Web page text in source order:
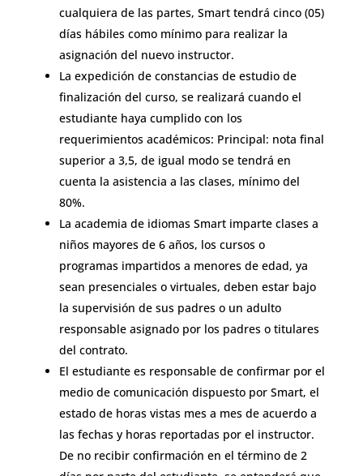
cualquiera de las partes, Smart tendrá cinco (05)
días hábiles como mínimo para realizar la
asignación del nuevo instructor.
La expedición de constancias de estudio de
finalización del curso, se realizará cuando el
estudiante haya cumplido con los
requerimientos académicos: Principal: nota final
superior a 3,5, de igual modo se tendrá en
cuenta la asistencia a las clases, mínimo del
80%.
La academia de idiomas Smart imparte clases a
niños mayores de 6 años, los cursos o
programas impartidos a menores de edad, ya
sean presenciales o virtuales, deben estar bajo
la supervisión de sus padres o un adulto
responsable asignado por los padres o titulares
del contrato.
El estudiante es responsable de confirmar por el
medio de comunicación dispuesto por Smart, el
estado de horas vistas mes a mes de acuerdo a
las fechas y horas reportadas por el instructor.
De no recibir confirmación en el término de 2